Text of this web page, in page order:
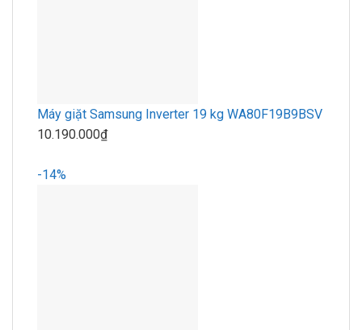
Máy giặt Samsung Inverter 19 kg WA80F19B9BSV
10.190.000₫
-14%